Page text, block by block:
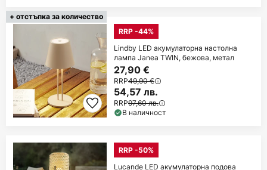
+ отстъпка за количество
RRP -44%
Lindby LED акумулаторна настолна
лампа Janea TWIN, бежова, метал
27,90 €
RRP49,90 €
54,57 лв.
RRP97,60 лв.
В наличност
RRP -50%
Lucande LED акумулаторна подова